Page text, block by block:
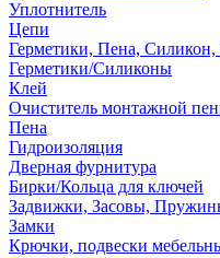
Уплотнитель
Цепи
Герметики, Пена, Силикон,
Герметики/Силиконы
Клей
Очиститель монтажной
Пена
Гидроизоляция
Дверная фурнитура
Бирки/Кольца для ключей
Задвижки, Засовы,
Замки
Крючки, подвески